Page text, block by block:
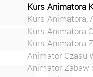
Kurs Animatora
Kurs Animatora,
Kurs Animatora
Kurs Animatora
Animator Czasu
Animator Zabaw